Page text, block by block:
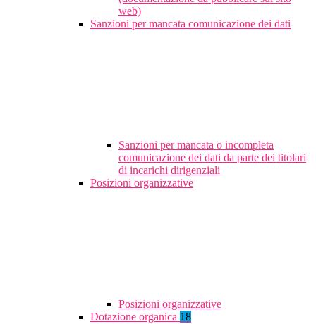
web)
Sanzioni per mancata comunicazione dei dati
Sanzioni per mancata o incompleta
comunicazione dei dati da parte dei titolari
di incarichi dirigenziali
Posizioni organizzative
Posizioni organizzative
Dotazione organica 18